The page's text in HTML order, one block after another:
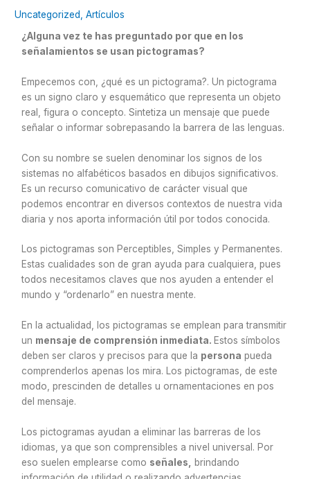
Uncategorized ,Artículos
¿Alguna vez te has preguntado por que en los
señalamientos se usan pictogramas?
Empecemos con, ¿qué es un pictograma?. Un pictograma
es un signo claro y esquemático que representa un objeto
real, figura o concepto. Sintetiza un mensaje que puede
señalar o informar sobrepasando la barrera de las lenguas.
Con su nombre se suelen denominar los signos de los
sistemas no alfabéticos basados en dibujos significativos.
Es un recurso comunicativo de carácter visual que
podemos encontrar en diversos contextos de nuestra vida
diaria y nos aporta información útil por todos conocida.
Los pictogramas son Perceptibles, Simples y Permanentes.
Estas cualidades son de gran ayuda para cualquiera, pues
todos necesitamos claves que nos ayuden a entender el
mundo y “ordenarlo” en nuestra mente.
En la actualidad, los pictogramas se emplean para transmitir
un mensaje de comprensión inmediata. Estos símbolos
deben ser claros y precisos para que la persona pueda
comprenderlos apenas los mira. Los pictogramas, de este
modo, prescinden de detalles u ornamentaciones en pos
del mensaje.
Los pictogramas ayudan a eliminar las barreras de los
idiomas, ya que son comprensibles a nivel universal. Por
eso suelen emplearse como señales
brindando